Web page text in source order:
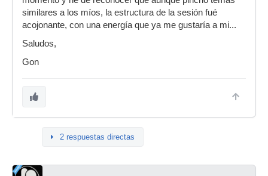
similares a los míos, la estructura de la sesión fué
acojonante, con una energía que ya me gustaría a mi...
Saludos,
Gon
2 respuestas directas